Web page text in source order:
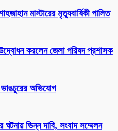
মাস্টারের মৃত্যুবার্ষিকী পালিত
করলেন জেলা পরিষদ প্রশাসক
ভাঙচুরের অভিযোগ
ভিন্ন দাবি, সংবাদ সম্মেলন